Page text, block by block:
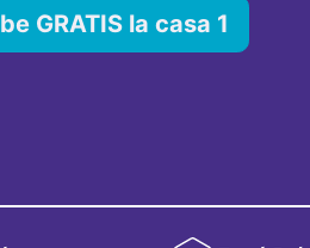
GRATIS la casa 1